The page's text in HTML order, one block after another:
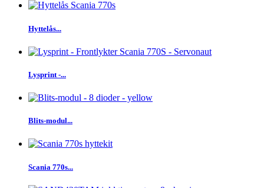
Hyttelås...
Lysprint -...
Blits-modul...
Scania 770s...